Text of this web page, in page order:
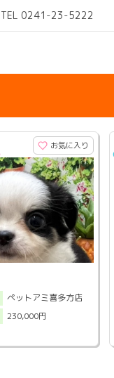
TEL 0241-23-5222
お気に入り
ペットアミ喜多方店
230,000円